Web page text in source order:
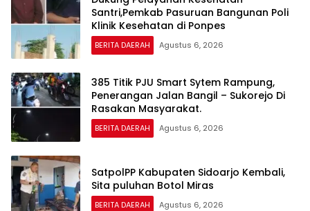
Santri,Pemkab Pasuruan Bangunan Poli
Klinik Kesehatan di Ponpes
BERITA DAERAH Agustus 6, 2026
385 Titik PJU Smart Sytem Rampung,
Penerangan Jalan Bangil – Sukorejo Di
Rasakan Masyarakat.
BERITA DAERAH Agustus 6, 2026
SatpolPP Kabupaten Sidoarjo Kembali,
Sita puluhan Botol Miras
BERITA DAERAH Agustus 6, 2026